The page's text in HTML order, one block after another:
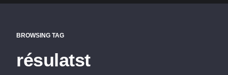
BROWSING TAG
résulatst